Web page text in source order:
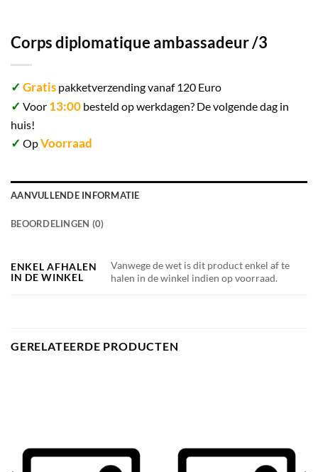
Corps diplomatique ambassadeur /3
✓ Gratis pakketverzending vanaf 120 Euro
✓ Voor 13:00 besteld op werkdagen? De volgende dag in
huis!
✓ OpVoorraad
AANVULLENDE INFORMATIE
BEOORDELINGEN (0)
ENKEL AFHALEN
IN DE WINKEL
Vanwege de wet is dit product enkel af te
halen in de winkel indien op voorraad.
GERELATEERDE PRODUCTEN